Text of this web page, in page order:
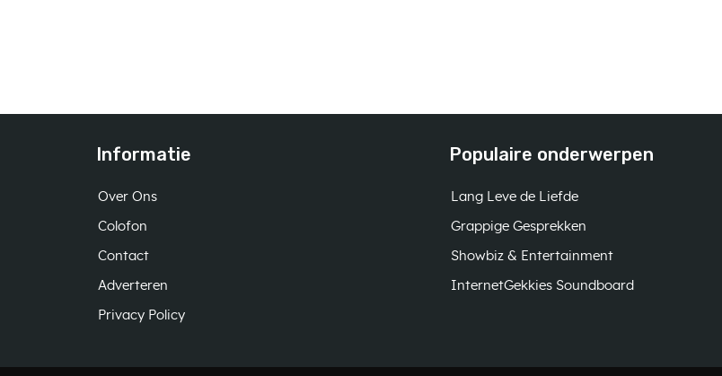
Informatie
Over Ons
Colofon
Contact
Adverteren
Privacy Policy
Populaire onderwerpen
Lang Leve de Liefde
Grappige Gesprekken
Showbiz & Entertainment
InternetGekkies Soundboard